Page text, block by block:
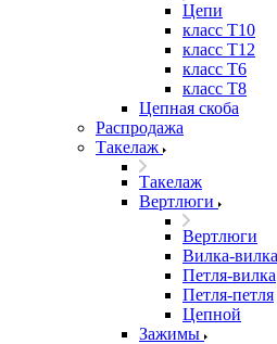
Цепи
класс Т10
класс Т12
класс Т6
класс Т8
Цепная скоба
Распродажа
Такелаж
Такелаж
Вертлюги
Вертлюги
Вилка-вилка
Петля-вилка
Петля-петля
Цепной
Зажимы